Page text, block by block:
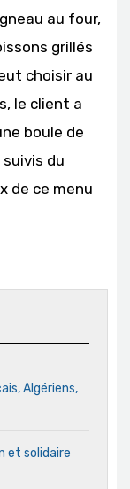
au four,
grillés
choisir au
le client a
boule de
du
de ce menu
Algériens,
et solidaire